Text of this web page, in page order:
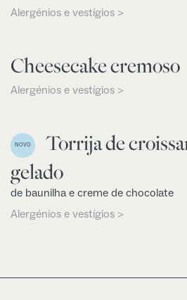
Alergénios e vestígios >
Cheesecake cremoso
Alergénios e vestígios >
NOVO
Torrija de
gelado
de baunilha e creme de chocolate
Alergénios e vestígios >